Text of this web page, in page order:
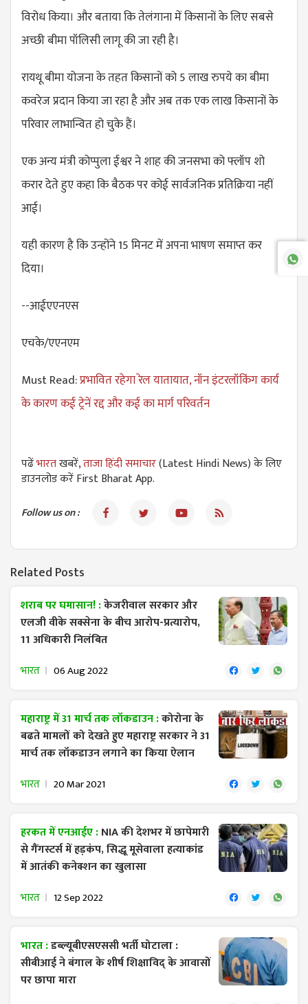
विरोध किया। और बताया कि तेलंगाना में किसानों के लिए सबसे
अच्छी बीमा पॉलिसी लागू की जा रही है।
रायथू बीमा योजना के तहत किसानों को 5 लाख रुपये का बीमा
कवरेज प्रदान किया जा रहा है और अब तक एक लाख किसानों के
परिवार लाभान्वित हो चुके हैं।
एक अन्य मंत्री कोप्पुला ईश्वर ने शाह की जनसभा को फ्लॉप शो
करार देते हुए कहा कि बैठक पर कोई सार्वजनिक प्रतिक्रिया नहीं
आई।
यही कारण है कि उन्होंने 15 मिनट में अपना भाषण समाप्त कर
दिया।
--आईएएनएस
एचके/एएनएम
Must Read:प्रभावित रहेगा रेल यातायात, नॉन इंटरलॉकिंग कार्य
के कारण कई ट्रेनें रद्द और कई का मार्ग परिवर्तन
पढेंभारतखबरें,ताजा हिंदी समाचार(Latest Hindi News) के लिए
डाउनलोड करें First Bharat App.
Follow us on :
Related Posts
शराब पर घमासान! :केजरीवाल सरकार और
एलजी वीके सक्सेना के बीच आरोप-प्रत्यारोप,
11 अधिकारी निलंबित
भारत 06 Aug 2022
महाराष्ट्र में 31 मार्च तक लॉकडाउन :कोरोना के
बढते मामलों को देखते हुए महाराष्ट्र सरकार ने 31
मार्च तक लॉकडाउन लगाने का किया ऐलान
भारत 20 Mar 2021
हरकत में एनआईए :NIA की देशभर में छापेमारी
से गैंगस्टर्स में हड़कंप, सिद्धू मूसेवाला हत्याकांड
में आतंकी कनेक्शन का खुलासा
भारत 12 Sep 2022
भारत :डब्ल्यूबीएसएससी भर्ती घोटाला :
सीबीआई ने बंगाल के शीर्ष शिक्षाविद् के आवासों
पर छापा मारा